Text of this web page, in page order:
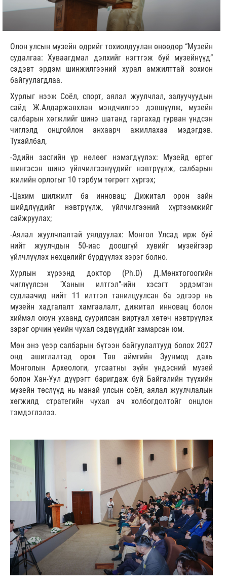
Олон улсын музейн өдрийг тохиолдуулан өнөөдөр “Музейн
судалгаа: Хуваагдмал дэлхийг нэгтгэж буй музейнүүд”
сэдэвт эрдэм шинжилгээний хурал амжилттай зохион
байгуулагдлаа.
Хурлыг нээж Соёл, спорт, аялал жуулчлал, залуучуудын
сайд Ж.Алдаржавхлан мэндчилгээ дэвшүүлж, музейн
салбарын хөгжлийг шинэ шатанд гаргахад гурван үндсэн
чиглэлд онцгойлон анхаарч ажиллахаа мэдэгдэв.
Тухайлбал,
-Эдийн засгийн үр нөлөөг нэмэгдүүлэх: Музейд өртөг
шингэсэн шинэ үйлчилгээнүүдийг нэвтрүүлж, салбарын
жилийн орлогыг 10 тэрбум төгрөгт хүргэх;
-Цахим шилжилт ба инновац: Дижитал орон зайн
шийдлүүдийг нэвтрүүлж, үйлчилгээний хүртээмжийг
сайжруулах;
-Аялал жуулчлалтай уялдуулах: Монгол Улсад ирж буй
нийт жуулчдын 50-иас доошгүй хувийг музейгээр
үйлчлүүлэх нөхцөлийг бүрдүүлэх зэрэг болно.
Хурлын хүрээнд доктор (Ph.D) Д.Мөнхтогоогийн
чиглүүлсэн "Ханын илтгэл"-ийн хэсэгт эрдэмтэн
судлаачид нийт 11 илтгэл танилцуулсан ба эдгээр нь
музейн хадгалалт хамгаалалт, дижитал инновац болон
хиймэл оюун ухаанд суурилсан виртуал хөтөч нэвтрүүлэх
зэрэг орчин үеийн чухал сэдвүүдийг хамарсан юм.
Мөн энэ үеэр салбарын бүтээн байгуулалтууд болох 2027
онд ашиглалтад орох Төв аймгийн Зуунмод дахь
Монголын Археологи, угсаатны зүйн үндэсний музей
болон Хан-Уул дүүрэгт баригдаж буй Байгалийн түүхийн
музейн төслүүд нь манай улсын соёл, аялал жуулчлалын
хөгжилд стратегийн чухал ач холбогдолтойг онцлон
тэмдэглэлээ.